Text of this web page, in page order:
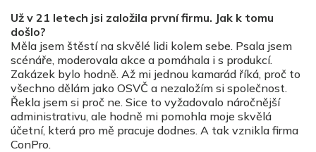
Už v 21 letech jsi založila první firmu. Jak k tomu
došlo?
Měla jsem štěstí na skvělé lidi kolem sebe. Psala jsem
scénáře, moderovala akce a pomáhala i s produkcí.
Zakázek bylo hodně. Až mi jednou kamarád říká, proč to
všechno dělám jako OSVČ a nezaložím si společnost.
Řekla jsem si proč ne. Sice to vyžadovalo náročnější
administrativu, ale hodně mi pomohla moje skvělá
účetní, která pro mě pracuje dodnes. A tak vznikla firma
ConPro.